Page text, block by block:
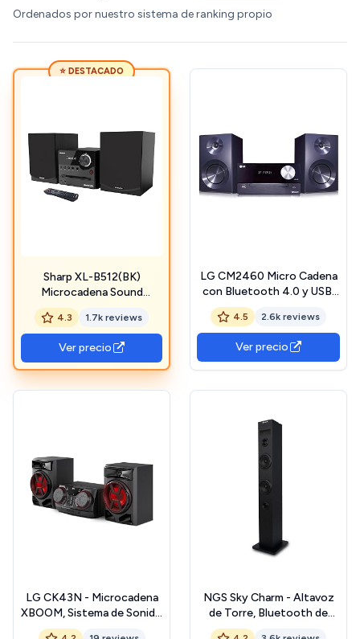
Ordenados por nuestro sistema de ranking propio
⭐ DESTACADO
Sharp XL-B512(BK)
Microcadena Sound
System Estereo con Radio
FM, Bluetooth v5.0, CD-
MP3, reproducción USB,
Altavoces de Madera y
45W Color Negro
4.3 1.7k reviews
Ver precio
LG CM2460 Micro Cadena
con Bluetooth 4.0 y USB,
Negro, 2 x 50 W
4.5 2.6k reviews
Ver precio
LG CK43N - Microcadena
XBOOM, Sistema de Sonido
300W, Bluetooth, USB,
NGS Sky Charm - Altavoz
de Torre, Bluetooth de
50W con Mando a